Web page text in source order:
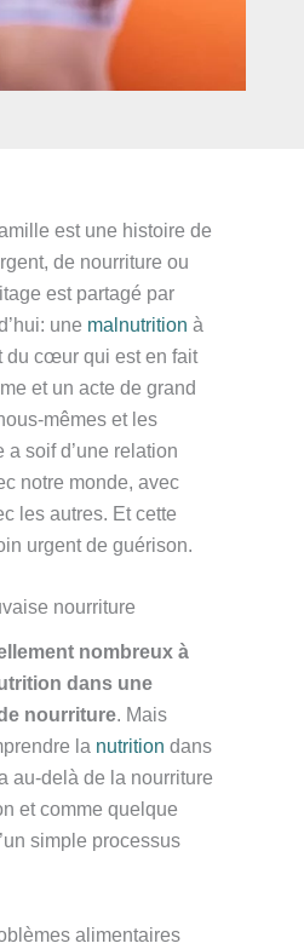
est une histoire de
de nourriture ou
est partagé par
une malnutrition à
du cœur qui est en fait
et un acte de grand
mêmes et les
a soif d’une relation
notre monde, avec
les autres. Et cette
urgent de guérison.
nourriture
nombreux à
dans une
nourriture. Mais
la nutrition dans
au-delà de la nourriture
et comme quelque
simple processus
alimentaires